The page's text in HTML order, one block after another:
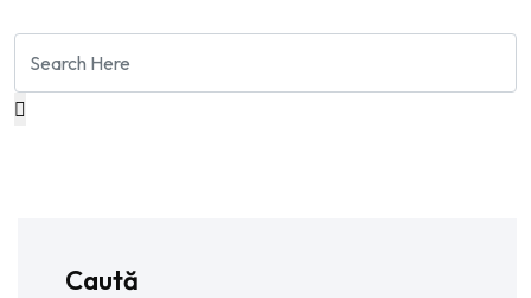
Caută